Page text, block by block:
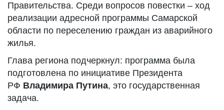
Правительства. Среди вопросов повестки – ход
реализации адресной программы Самарской
области по переселению граждан из аварийного
жилья.
Глава региона подчеркнул: программа была
подготовлена по инициативе Президента
РФ Владимира Путина, это государственная
задача.